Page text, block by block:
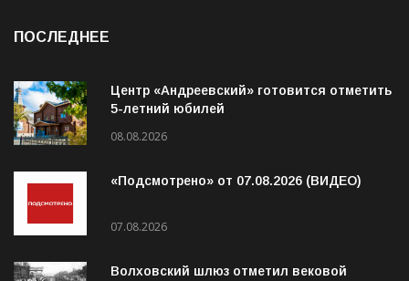
ПОСЛЕДНЕЕ
Центр «Андреевский» готовится отметить
5-летний юбилей
08.08.2026
«Подсмотрено» от 07.08.2026 (ВИДЕО)
07.08.2026
Волховский шлюз отметил вековой